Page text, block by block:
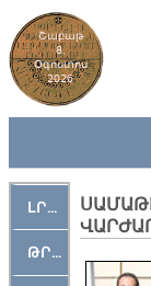
Շաբաթ
8,
Օգոստոս
2026
ԼՐԱՀՈՍ
ԹՐՔԱՀԱՅ ԿԵԱՆՔ